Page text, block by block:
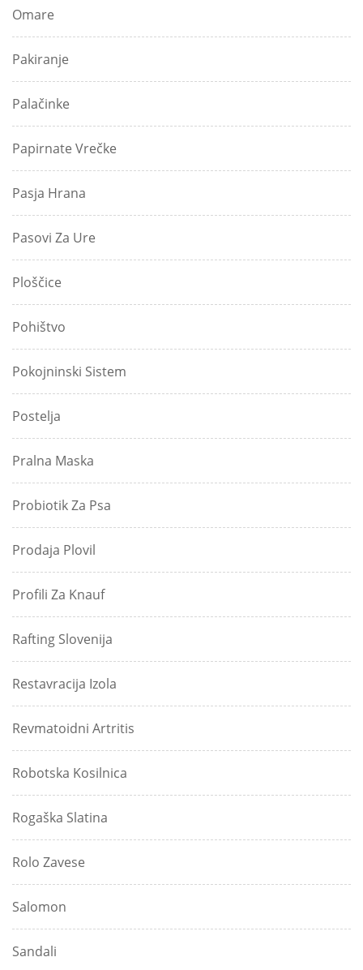
Omare
Pakiranje
Palačinke
Papirnate Vrečke
Pasja Hrana
Pasovi Za Ure
Ploščice
Pohištvo
Pokojninski Sistem
Postelja
Pralna Maska
Probiotik Za Psa
Prodaja Plovil
Profili Za Knauf
Rafting Slovenija
Restavracija Izola
Revmatoidni Artritis
Robotska Kosilnica
Rogaška Slatina
Rolo Zavese
Salomon
Sandali